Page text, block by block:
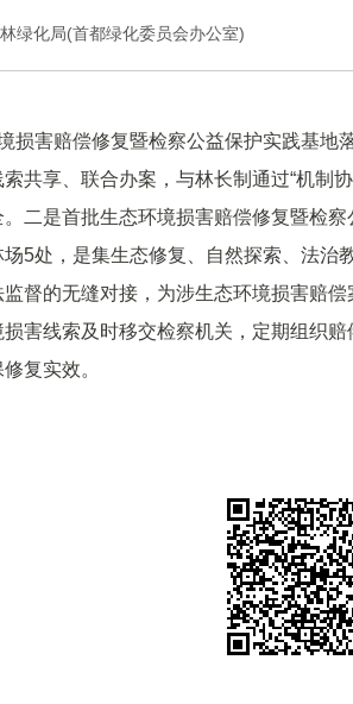
绿化局(首都绿化委员会办公室)
损害赔偿修复暨检察公益保护实践基地
共享、联合办案，与林长制通过“机制
二是首批生态环境损害赔偿修复暨检
5处，是集生态修复、自然探索、法治
督的无缝对接，为涉生态环境损害赔
害线索及时移交检察机关，定期组织
保修复实效。